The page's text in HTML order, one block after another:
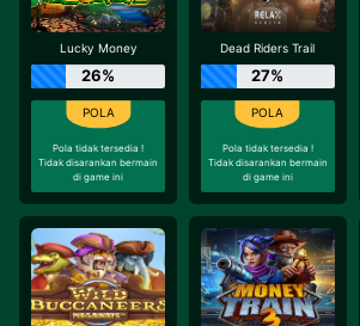
Lucky Money
26%
Pola tidak tersedia !
Tidak disarankan bermain
di game ini
Dead Riders Trail
27%
Pola tidak tersedia !
Tidak disarankan bermain
di game ini